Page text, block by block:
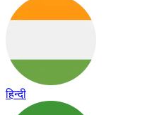
हिन्दी